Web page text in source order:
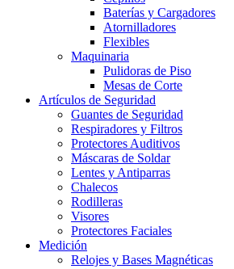
Baterías y Cargadores
Atornilladores
Flexibles
Maquinaria
Pulidoras de Piso
Mesas de Corte
Artículos de Seguridad
Guantes de Seguridad
Respiradores y Filtros
Protectores Auditivos
Máscaras de Soldar
Lentes y Antiparras
Chalecos
Rodilleras
Visores
Protectores Faciales
Medición
Relojes y Bases Magnéticas